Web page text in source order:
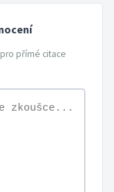
přímé citace